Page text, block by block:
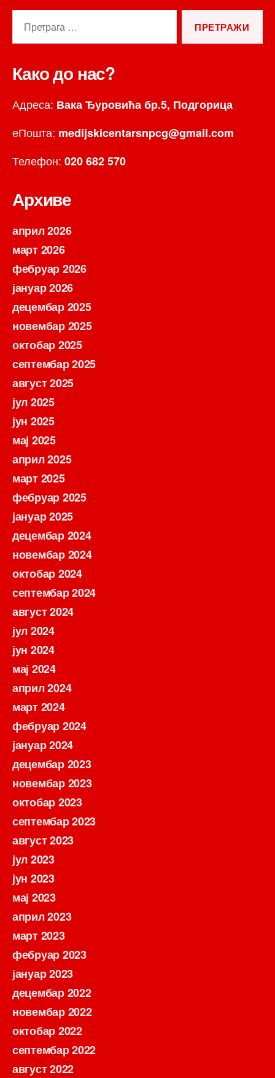
Како до нас?
Адреса: Вака Ђуровића бр.5, Подгорица
еПошта: medijskicentarsnpcg@gmail.com
Телефон: 020 682 570
Архиве
април 2026
март 2026
фебруар 2026
јануар 2026
децембар 2025
новембар 2025
октобар 2025
септембар 2025
август 2025
јул 2025
јун 2025
мај 2025
април 2025
март 2025
фебруар 2025
јануар 2025
децембар 2024
новембар 2024
октобар 2024
септембар 2024
август 2024
јул 2024
јун 2024
мај 2024
април 2024
март 2024
фебруар 2024
јануар 2024
децембар 2023
новембар 2023
октобар 2023
септембар 2023
август 2023
јул 2023
јун 2023
мај 2023
април 2023
март 2023
фебруар 2023
јануар 2023
децембар 2022
новембар 2022
октобар 2022
септембар 2022
август 2022